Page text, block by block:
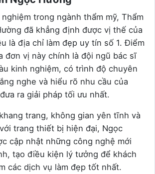
trong ngành thẩm mỹ, Thẩm
đã khẳng định được vị thế của
là địa chỉ làm đẹp uy tín số 1. Điểm
đơn vị này chính là đội ngũ bác sĩ
kinh nghiệm, có trình độ chuyên
nghe và hiểu rõ nhu cầu của
ra giải pháp tối ưu nhất.
trang, không gian yên tĩnh và
trang thiết bị hiện đại, Ngọc
cập nhật những công nghệ mới
tạo điều kiện lý tưởng để khách
các dịch vụ làm đẹp tốt nhất.